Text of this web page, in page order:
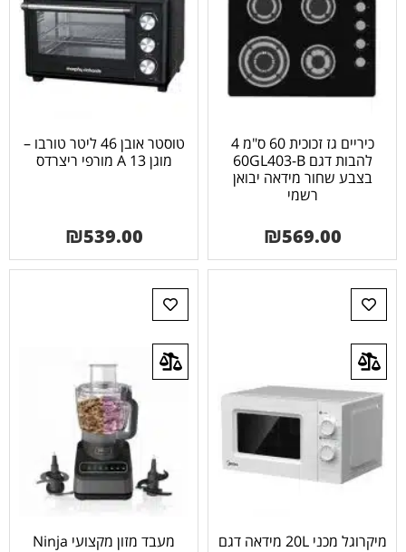
כיריים גז זכוכית 60 ס"מ 4
להבות דגם 60GL403-B
בצבע שחור מידאה יבואן
רשמי
₪569.00
טוסטר אובן 46 ליטר טורבו –
מוגן 13 A מורפי ריצרדס
₪539.00
מיקרוגל מכני 20L מידאה דגם
מעבד מזון מקצועי Ninja